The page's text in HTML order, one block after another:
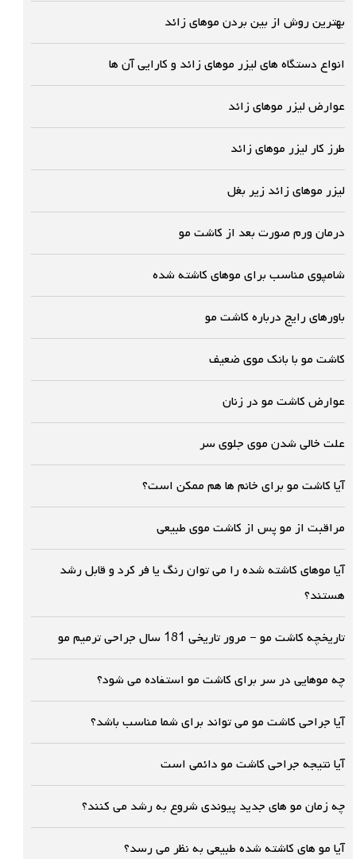
بهترین روش از بین بردن موهای زائد
انواع دستگاه های لیزر موهای زائد و کارایی آن ها
عوارض لیزر موهای زائد
طرز کار لیزر موهای زائد
لیزر موهای زائد زیر بغل
درمان ورم صورت بعد از کاشت مو
شامپوی مناسب برای موهای کاشته شده
باورهای رایج درباره کاشت مو
کاشت مو با بانک موی ضعیف
عوارض کاشت مو در زنان
علت خالی شدن موی جلوی سر
آیا کاشت مو برای خانم ها هم ممکن است؟
مراقبت از مو پس از کاشت موی طبیعی
آیا موهای کاشته شده را می توان رنگ یا فر کرد و قابل رشد
هستند؟
تاریخچه کاشت مو – مرور تاریخی 181 سال جراحی ترمیم مو
چه موهایی در سر برای کاشت مو استفاده می شود؟
آیا جراحی کاشت مو می تواند برای شما مناسب باشد؟
آیا نتیجه جراحی کاشت مو دائمی است
چه زمان مو های جدید پیوندی شروع به رشد می کنند؟
آیا مو های کاشته شده طبیعی به نظر می رسد؟